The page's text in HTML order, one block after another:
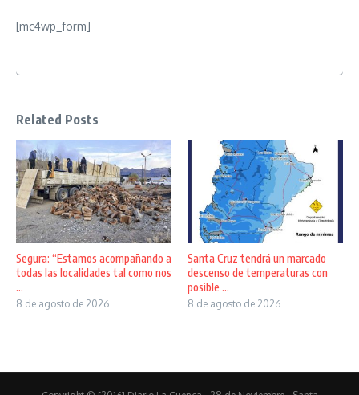
[mc4wp_form]
Related Posts
Segura: “Estamos acompañando a
todas las localidades tal como nos
...
8 de agosto de 2026
Santa Cruz tendrá un marcado
descenso de temperaturas con
posible ...
8 de agosto de 2026